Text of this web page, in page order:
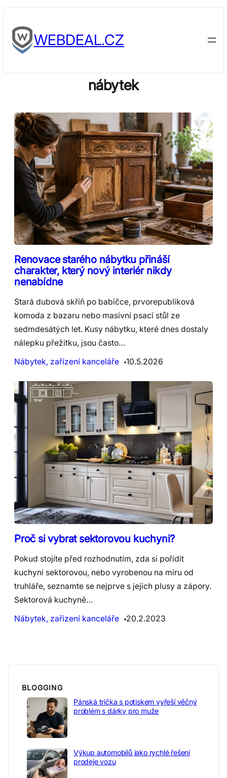
to
contentWEBDEAL.CZ
nábytek
Renovace starého nábytku přináší
charakter, který nový interiér nikdy
nenabídne
Stará dubová skříň po babičce, prvorepubliková
komoda z bazaru nebo masivní psací stůl ze
sedmdesátých let. Kusy nábytku, které dnes dostaly
nálepku přežitku, jsou často…
Nábytek, zařízení kanceláře
10.5.2026
Proč si vybrat sektorovou kuchyni?
Pokud stojíte před rozhodnutím, zda si pořídit
kuchyni sektorovou, nebo vyrobenou na míru od
truhláře, seznamte se nejprve s jejich plusy a zápory.
Sektorová kuchyně…
Nábytek, zařízení kanceláře
20.2.2023
BLOGGING
Pánská trička s potiskem vyřeší věčný
problém s dárky pro muže
Výkup automobilů jako rychlé řešení
prodeje vozu